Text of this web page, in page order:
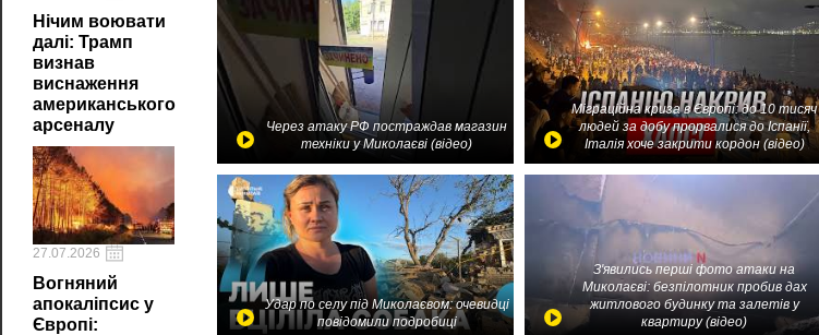
Нічим воювати
далі: Трамп
визнав
виснаження
американського
арсеналу
27.07.2026
Вогняний
апокаліпсис у
Європі:
Через атаку РФ постраждав магазин
техніки у Миколаєві (відео)
Міграційна криза в Європі: до 10 тисяч
людей за добу прорвалися до Іспанії,
Італія хоче закрити кордон (відео)
Удар по селу під Миколаєвом: очевидці
повідомили подробиці
З'явились перші фото атаки на
Миколаєві: безпілотник пробив дах
житлового будинку та залетів у
квартиру (відео)